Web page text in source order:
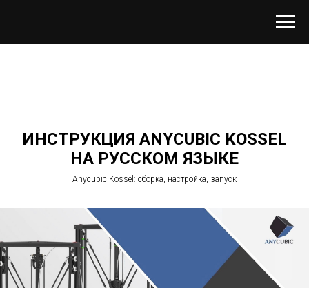
ИНСТРУКЦИЯ ANYCUBIC KOSSEL
НА РУССКОМ ЯЗЫКЕ
Anycubic Kossel: сборка, настройка, запуск